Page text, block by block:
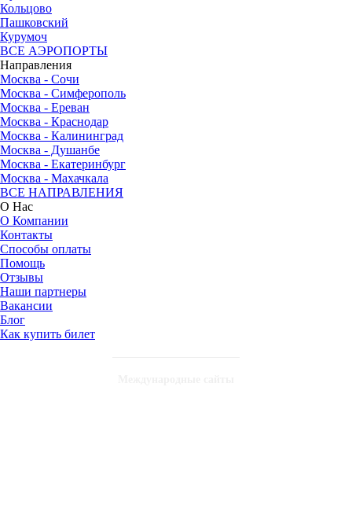
Кольцово
Пашковский
Курумоч
ВСЕ АЭРОПОРТЫ
Направления
Москва - Сочи
Москва - Симферополь
Москва - Ереван
Москва - Краснодар
Москва - Калининград
Москва - Душанбе
Москва - Екатеринбург
Москва - Махачкала
ВСЕ НАПРАВЛЕНИЯ
О Нас
О Компании
Контакты
Способы оплаты
Помощь
Отзывы
Наши партнеры
Вакансии
Блог
Как купить билет